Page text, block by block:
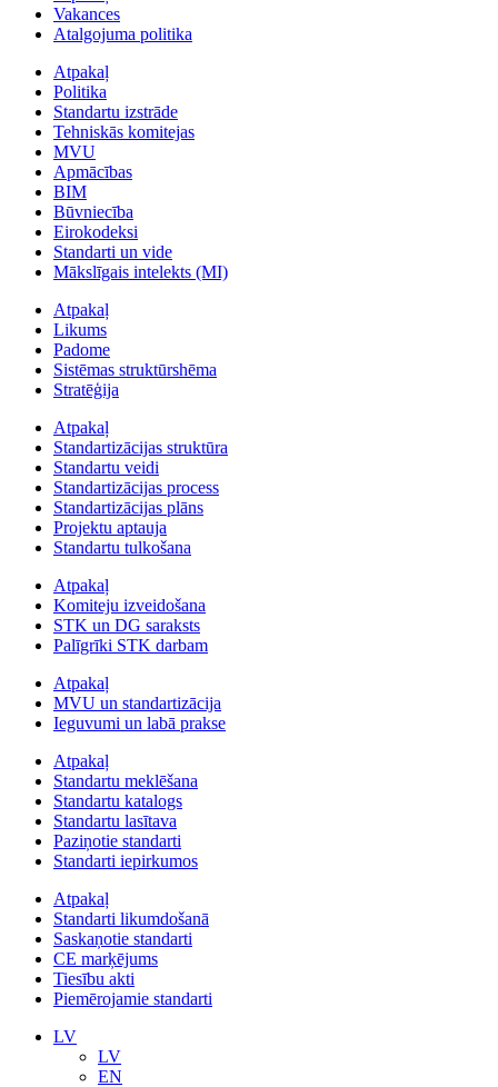
Vakances
Atalgojuma politika
Atpakaļ
Politika
Standartu izstrāde
Tehniskās komitejas
MVU
Apmācības
BIM
Būvniecība
Eirokodeksi
Standarti un vide
Mākslīgais intelekts (MI)
Atpakaļ
Likums
Padome
Sistēmas struktūrshēma
Stratēģija
Atpakaļ
Standartizācijas struktūra
Standartu veidi
Standartizācijas process
Standartizācijas plāns
Projektu aptauja
Standartu tulkošana
Atpakaļ
Komiteju izveidošana
STK un DG saraksts
Palīgrīki STK darbam
Atpakaļ
MVU un standartizācija
Ieguvumi un labā prakse
Atpakaļ
Standartu meklēšana
Standartu katalogs
Standartu lasītava
Paziņotie standarti
Standarti iepirkumos
Atpakaļ
Standarti likumdošanā
Saskaņotie standarti
CE marķējums
Tiesību akti
Piemērojamie standarti
LV
LV
EN